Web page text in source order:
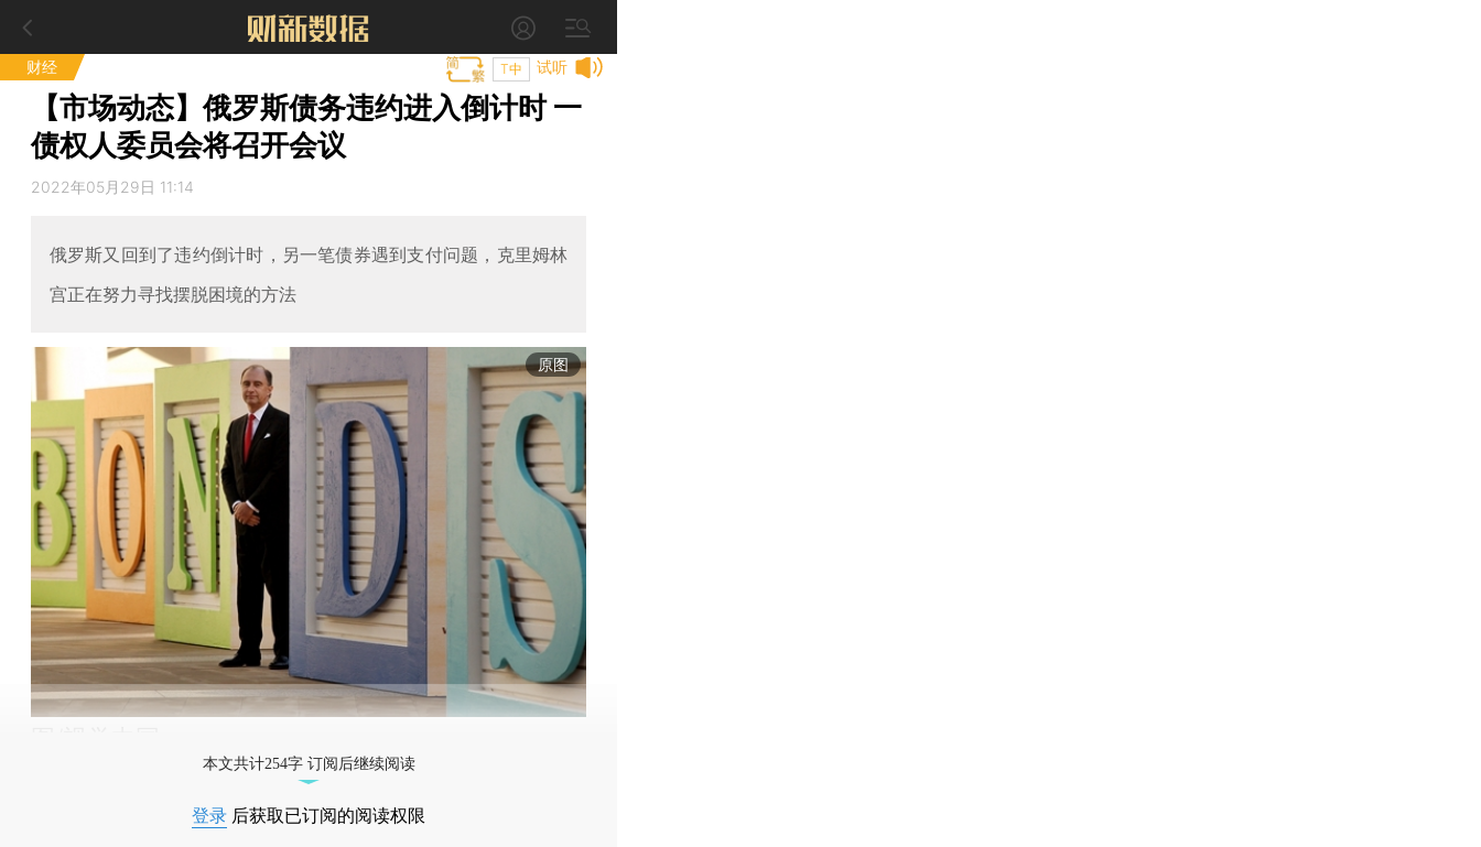
财经 试听
T中
【市场动态】俄罗斯债务违约进入倒计时 一
债权人委员会将召开会议
2022年05月29日 11:14
俄罗斯又回到了违约倒计时，另一笔债券遇到支付问题，克里姆林
宫正在努力寻找摆脱困境的方法
原图
本文共计254字 订阅后继续阅读
登录 后获取已订阅的阅读权限